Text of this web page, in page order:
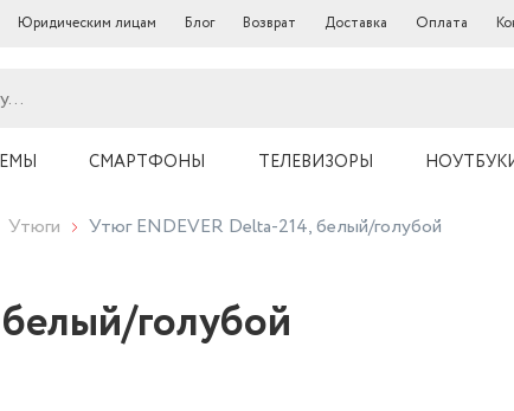
Юридическим лицам Блог Возврат Доставка Оплата
СМАРТФОНЫ ТЕЛЕВИЗОРЫ
Утюги Утюг ENDEVER Delta-214, белый/голубой
голубой